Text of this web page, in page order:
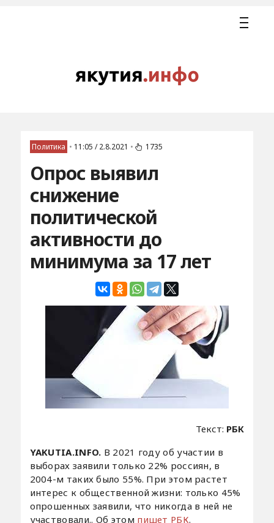
Политика • 11:05 / 2.8.2021 • 1735
Опрос выявил
снижение
политической
активности до
минимума за 17 лет
Текст: РБК
YAKUTIA.INFO. В 2021 году об участии в
выборах заявили только 22% россиян, в
2004-м таких было 55%. При этом растет
интерес к общественной жизни: только 45%
опрошенных заявили, что никогда в ней не
участвовали.. Об этом пишет РБК.